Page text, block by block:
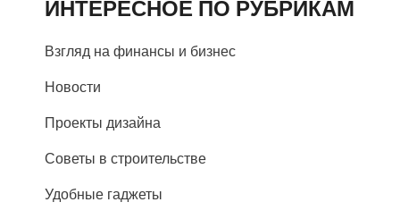
ИНТЕРЕСНОЕ ПО РУБРИКАМ
Взгляд на финансы и бизнес
Новости
Проекты дизайна
Советы в строительстве
Удобные гаджеты